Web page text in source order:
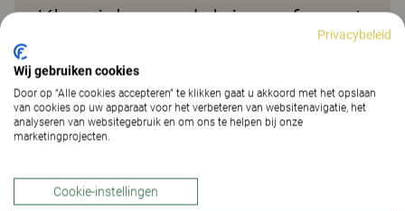
Klassieke modulaire sofa met
SCANDINAVIA, een uiterst comfortabele modulaire
sofa, heeft een ingetogen Scandinavisch design met
veel aandacht voor detail. Het tijdloze design raakt
ooit wel vervangen. Hij heeft daarom een
afneembare bekleding, zelfs op het frame, waardoor
Privacybeleid
Wij gebruiken cookies
Door op “Alle cookies accepteren” te klikken gaat u akkoord met het opslaan
van cookies op uw apparaat voor het verbeteren van websitenavigatie, het
analyseren van websitegebruik en om ons te helpen bij onze
marketingprojecten.
Cookie-instellingen